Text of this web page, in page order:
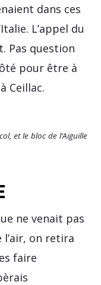
dans ces
L’appel du
Pas question
pour être à
Ceillac.
et le bloc de l’Aiguille
ne venait pas
on retira
faire